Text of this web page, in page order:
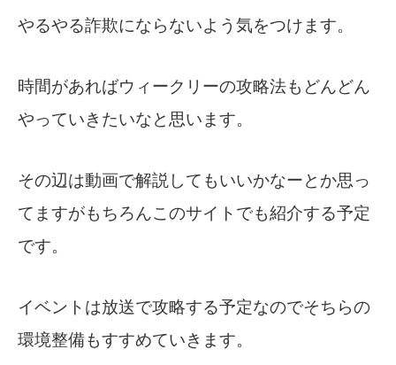
やるやる詐欺にならないよう気をつけます。
時間があればウィークリーの攻略法もどんどん
やっていきたいなと思います。
その辺は動画で解説してもいいかなーとか思っ
てますがもちろんこのサイトでも紹介する予定
です。
イベントは放送で攻略する予定なのでそちらの
環境整備もすすめていきます。